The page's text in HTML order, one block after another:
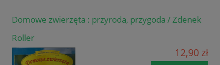
Domowe zwierzęta : przyroda, przygoda / Zdenek
Roller
12,90 zł